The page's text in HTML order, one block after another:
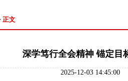
正文
深学笃行全会精神 锚定
2025-12-03